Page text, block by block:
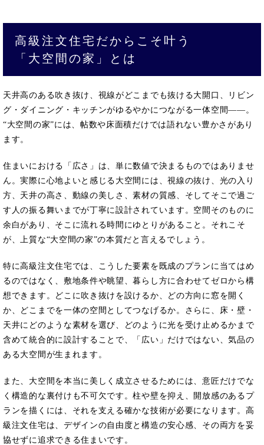
高級注文住宅だからこそ叶う
「大空間の家」とは
天井高のある吹き抜け、視線がどこまでも抜ける大開口、リビン
グ・ダイニング・キッチンがゆるやかにつながる一体空間――。
“大空間の家”には、帖数や床面積だけでは語れない豊かさがあり
ます。
住まいにおける「広さ」は、単に数値で決まるものではありませ
ん。実際に心地よいと感じる大空間には、視線の抜け、光の入り
方、天井の高さ、動線の美しさ、素材の質感、そしてそこで過ご
す人の振る舞いまでが丁寧に設計されています。空間そのものに
余白があり、そこに流れる時間にゆとりがあること。それこそ
が、上質な“大空間の家”の本質だと言えるでしょう。
特に高級注文住宅では、こうした要素を既成のプランに当てはめ
るのではなく、敷地条件や眺望、暮らし方に合わせてゼロから構
想できます。どこに吹き抜けを設けるか、どの方向に窓を開く
か、どこまでを一体の空間としてつなげるか。さらに、床・壁・
天井にどのような素材を選び、どのように光を受け止めるかまで
含めて統合的に設計することで、「広い」だけではない、気品の
ある大空間が生まれます。
また、大空間を本当に美しく成立させるためには、意匠だけでな
く構造的な裏付けも不可欠です。柱や壁を抑え、開放感のあるプ
ランを描くには、それを支える確かな技術が必要になります。高
級注文住宅は、デザインの自由度と構造の安心感、その両方を妥
協せずに追求できる住まいです。